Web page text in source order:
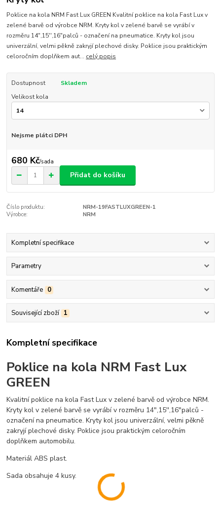
Poklice na kola NRM Fast Lux GREEN Kvalitní poklice na kola Fast Lux v
zelené barvě od výrobce NRM. Kryty kol v zelené barvě se vyrábí v
rozměru 14",15'',16"palců - označení na pneumatice. Kryty kol jsou
univerzální, velmi pěkně zakryjí plechové disky. Poklice jsou praktickým
celoročním doplňkem aut... celý popis
Dostupnost
Skladem
Velikost kola
Nejsme plátci DPH
680 Kč/sada
Přidat do košíku
Číslo produktu:
NRM-19FASTLUXGREEN-1
Výrobce:
NRM
Kompletní specifikace
Parametry
Komentáře 0
Související zboží 1
Kompletní specifikace
Poklice na kola NRM Fast Lux
GREEN
Kvalitní poklice na kola Fast Lux v zelené barvě od výrobce NRM.
Kryty kol v zelené barvě se vyrábí v rozměru 14",15'',16"palců -
označení na pneumatice. Kryty kol jsou univerzální, velmi pěkně
zakryjí plechové disky. Poklice jsou praktickým celoročním
doplňkem automobilu.
Materiál ABS plast.
Sada obsahuje 4 kusy.